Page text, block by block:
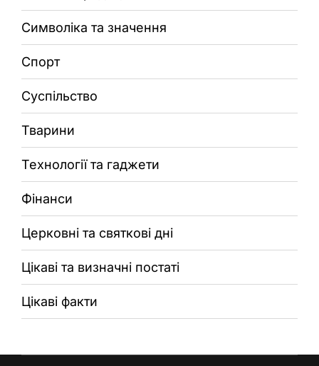
Символіка та значення
Спорт
Суспільство
Тварини
Технології та гаджети
Фінанси
Церковні та святкові дні
Цікаві та визначні постаті
Цікаві факти